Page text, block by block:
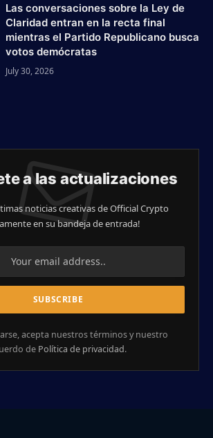
Las conversaciones sobre la Ley de
Claridad entran en la recta final
mientras el Partido Republicano busca
votos demócratas
July 30, 2026
a las actualizaciones
noticias creativas de Official Crypto
en su bandeja de entrada!
acepta nuestros términos y nuestro
de Política de privacidad.